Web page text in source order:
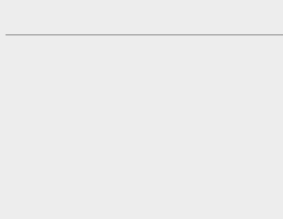
Contacter l'organisateur